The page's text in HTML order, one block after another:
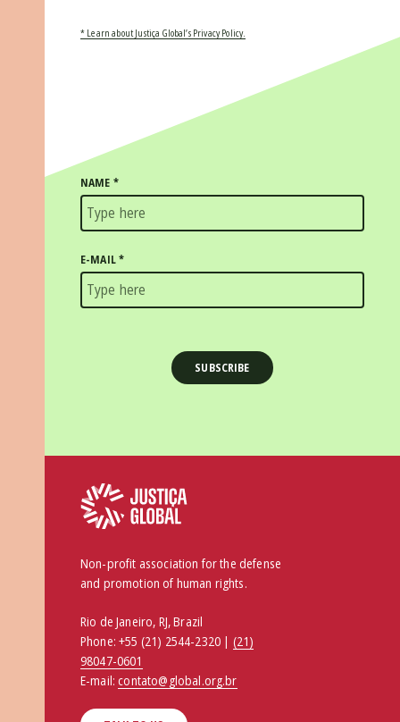
* Learn about Justiça Global’s Privacy Policy.
NAME *
E-MAIL*
Non-profit association for the defense
and promotion of human rights.
Rio de Janeiro, RJ, Brazil
Phone:+55 (21) 2544-2320 | (21)
98047-0601
E-mail:contato@global.org.br